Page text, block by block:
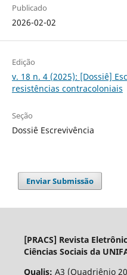
Publicado
2026-02-02
Edição
v. 18 n. 4 (2025): [Dossiê]
resistências contracoloniais
Seção
Dossiê Escrevivência
Enviar Submissão
[PRACS] Revista
Ciências Sociais da
Qualis: A3 (Quadriênio